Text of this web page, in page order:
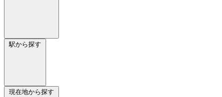
駅から探す
現在地から探す